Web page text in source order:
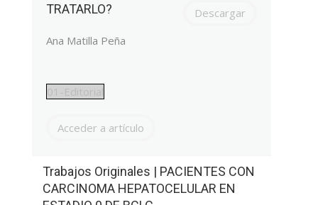
TRATARLO?
Ana Matilla Peña
Descargar
01-Editorial
Acceder a artículo
Trabajos Originales | PACIENTES CON
CARCINOMA HEPATOCELULAR EN